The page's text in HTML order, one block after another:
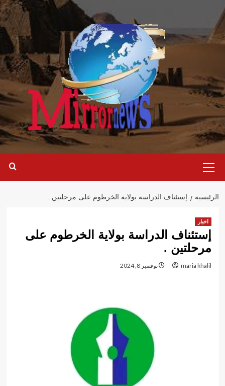
تخطي
إلى
المحتوى
الرئيسية
الرئيسية إستئناف الدراسة بولاية الخرطوم على مرحلتين .
اخبار
إستئناف الدراسة بولاية الخرطوم على
مرحلتين .
maria khalil نوفمبر 8, 2024